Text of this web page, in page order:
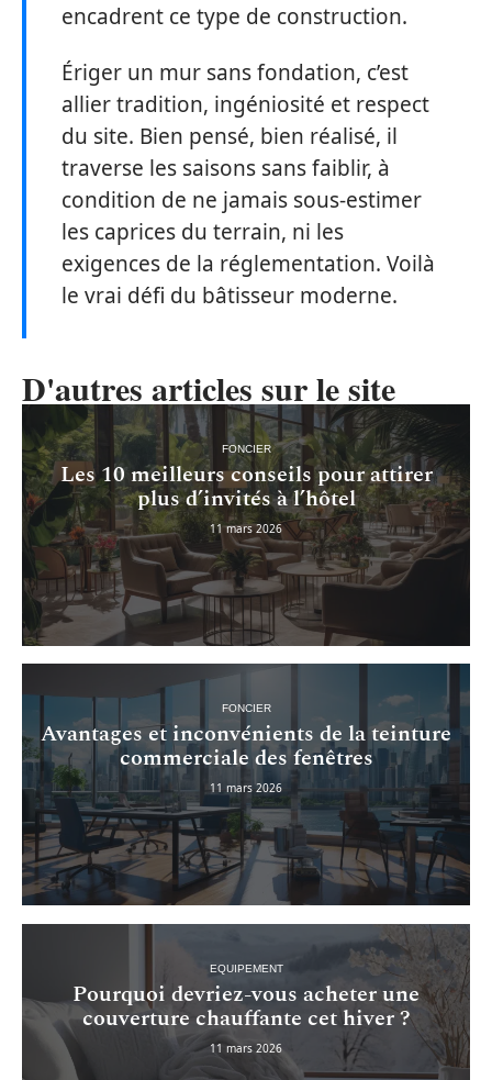
encadrent ce type de construction.
Ériger un mur sans fondation, c’est
allier tradition, ingéniosité et respect
du site. Bien pensé, bien réalisé, il
traverse les saisons sans faiblir, à
condition de ne jamais sous-estimer
les caprices du terrain, ni les
exigences de la réglementation. Voilà
le vrai défi du bâtisseur moderne.
D'autres articles sur le site
FONCIER
Les 10 meilleurs conseils pour attirer
plus d’invités à l’hôtel
11 mars 2026
FONCIER
Avantages et inconvénients de la teinture
commerciale des fenêtres
11 mars 2026
EQUIPEMENT
Pourquoi devriez-vous acheter une
couverture chauffante cet hiver ?
11 mars 2026